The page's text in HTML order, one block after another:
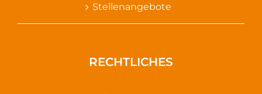
Stellenangebote
RECHTLICHES